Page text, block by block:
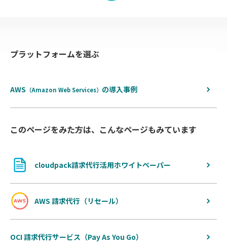
プラットフォームを選ぶ
AWS （Amazon Web Services） の導入事例
このページをみた方は、こんなページもみています
cloudpack請求代行活用ホワイトペーパー
AWS 請求代行（リセール）
OCI 請求代行サービス（Pay As You Go）